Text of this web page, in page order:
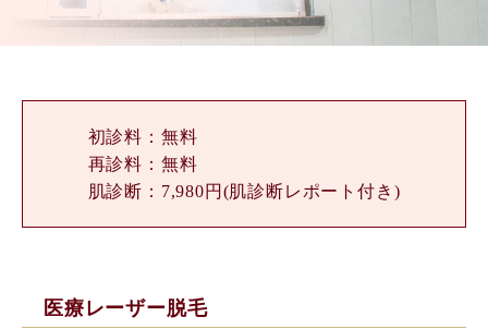
初診料：無料
再診料：無料
肌診断：7,980円(肌診断レポート付き)
医療レーザー脱毛